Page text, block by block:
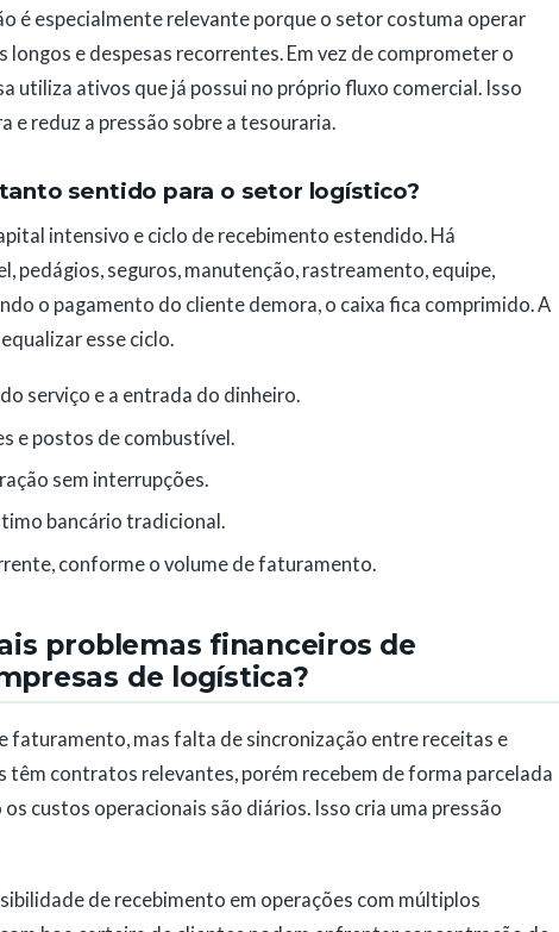
é especialmente relevante porque o setor costuma operar
e despesas recorrentes. Em vez de comprometer o
utiliza ativos que já possui no próprio fluxo comercial. Isso
e reduz a pressão sobre a tesouraria.
sentido para o setor logístico?
intensivo e ciclo de recebimento estendido. Há
pedágios, seguros, manutenção, rastreamento, equipe,
o pagamento do cliente demora, o caixa fica comprimido. A
esse ciclo.
serviço e a entrada do dinheiro.
e postos de combustível.
sem interrupções.
bancário tradicional.
conforme o volume de faturamento.
problemas financeiros de
de logística?
faturamento, mas falta de sincronização entre receitas e
contratos relevantes, porém recebem de forma parcelada
custos operacionais são diários. Isso cria uma pressão
de recebimento em operações com múltiplos